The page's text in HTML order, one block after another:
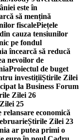
este în
să mențină
fiscalePiețele
cauza tensiunilor
pe fondul
încearcă să reducă
nevoilor de
Proiectul de buget
investițiiȘtirile Zilei
la Business Forum
Zilei 26
25
economică
Știrile Zilei 23
ar putea primi o